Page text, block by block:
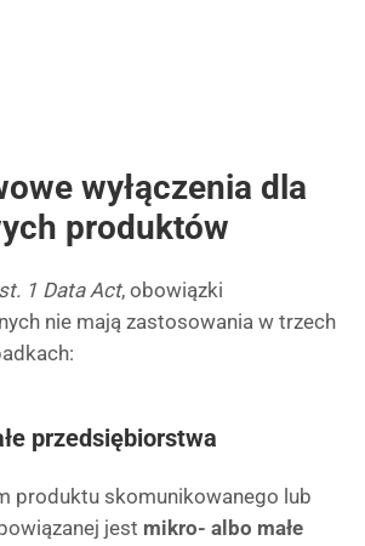
wyłączenia dla
produktów
1 Data Act, obowiązki
nie mają zastosowania w trzech
przedsiębiorstwa
produktu skomunikowanego lub
jest mikro- albo małe